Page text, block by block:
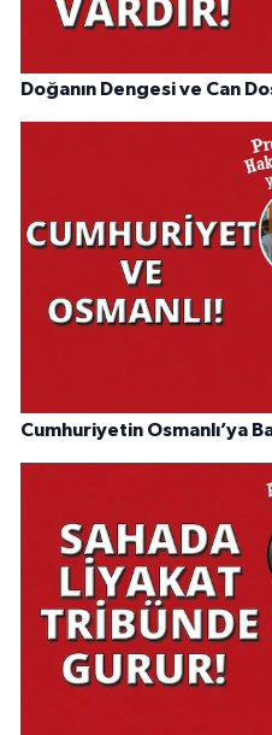
Doğanın Dengesi ve Can
Cumhuriyetin Osmanlı’ya